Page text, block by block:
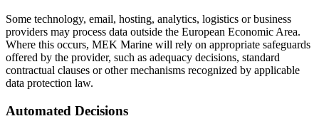
Some technology, email, hosting, analytics, logistics or business
providers may process data outside the European Economic Area.
Where this occurs, MEK Marine will rely on appropriate safeguards
offered by the provider, such as adequacy decisions, standard
contractual clauses or other mechanisms recognized by applicable
data protection law.
Automated Decisions